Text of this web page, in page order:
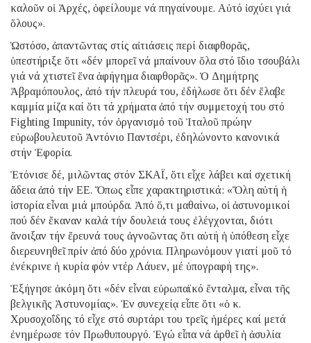
καλοῦν οἱ Ἀρχές, ὀφείλουμε νά πηγαίνουμε. Αὐτό ἰσχύει γιά
ὅλους».
Ὡστόσο, ἀπαντῶντας στίς αἰτιάσεις περί διαφθορᾶς,
ὑπεστήριξε ὅτι «δέν μπορεῖ νά μπαίνουν ὅλα στό ἴδιο τσουβάλι
γιά νά χτιστεῖ ἕνα ἀφήγημα διαφθορᾶς». Ὁ Δημήτρης
Ἀβραμόπουλος, ἀπό τήν πλευρά του, ἐδήλωσε ὅτι δέν ἔλαβε
καμμία μίζα καί ὅτι τά χρήματα ἀπό τήν συμμετοχή του στό
Fighting Impunity, τόν ὀργανισμό τοῦ Ἰταλοῦ πρώην
εὐρωβουλευτοῦ Ἀντόνιο Παντσέρι, ἐδηλώνοντο κανονικά
στήν Ἐφορία.
Ἐτόνισε δέ, μιλῶντας στόν ΣΚΑΪ, ὅτι εἶχε λάβει καί σχετική
ἄδεια ἀπό τήν ΕΕ. Ὅπως εἶπε χαρακτηριστικά: «Ὅλη αὐτή ἡ
ἱστορία εἶναι μιά μπούρδα. Ἀπό ὅ,τι μαθαίνω, οἱ ἀστυνομικοί
πού δέν ἔκαναν καλά τήν δουλειά τους ἐλέγχονται, διότι
ἄνοιξαν τήν ἔρευνά τους ἀγνοῶντας ὅτι αὐτή ἡ ὑπόθεση εἶχε
διερευνηθεῖ πρίν ἀπό δύο χρόνια. Πληρωνόμουν γιατί μοῦ τό
ἐνέκρινε ἡ κυρία φόν ντέρ Λάυεν, μέ ὑπογραφή της».
Ἐξήγησε ἀκόμη ὅτι «δέν εἶναι εὐρωπαϊκό ἔνταλμα, εἶναι τῆς
βελγικῆς Ἀστυνομίας». Ἐν συνεχείᾳ εἶπε ὅτι «ὁ κ.
Χρυσοχοΐδης τό εἶχε στό συρτάρι του τρεῖς ἡμέρες καί μετά
ἐνημέρωσε τόν Πρωθυπουργό. Ἐγώ εἶπα νά ἀρθεῖ ἡ ἀσυλία